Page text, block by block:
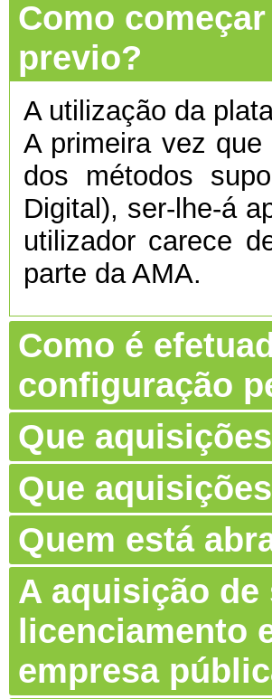
Como
previo?
A utilização da
A primeira vez
dos métodos
Digital), ser-lhe-á
utilizador carece
parte da AMA.
Como é
configuração
Que
Que
Quem está
A aquisição
licenciamento
empresa